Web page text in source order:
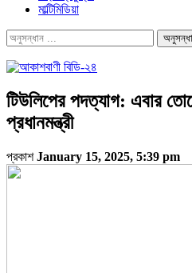
মাল্টিমিডিয়া
টিউলিপের পদত্যাগ: এবার
প্রধানমন্ত্রী
প্রকাশJanuary 15, 2025, 5:39 pm